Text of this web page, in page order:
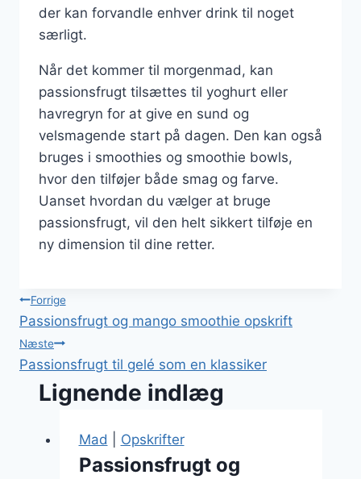
der kan forvandle enhver drink til noget
særligt.
Når det kommer til morgenmad, kan
passionsfrugt tilsættes til yoghurt eller
havregryn for at give en sund og
velsmagende start på dagen. Den kan også
bruges i smoothies og smoothie bowls,
hvor den tilføjer både smag og farve.
Uanset hvordan du vælger at bruge
passionsfrugt, vil den helt sikkert tilføje en
ny dimension til dine retter.
Indlægsnavigation
Forrige
Passionsfrugt og mango smoothie opskrift
Næste
Passionsfrugt til gelé som en klassiker
Lignende indlæg
Mad Opskrifter
Passionsfrugt og